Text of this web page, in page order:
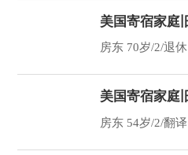
房东 70岁/2/退休
房东 54岁/2/翻译